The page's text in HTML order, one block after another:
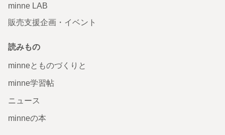
minne LAB
販売支援企画・イベント
読みもの
minneとものづくりと
minne学習帖
ニュース
minneの本